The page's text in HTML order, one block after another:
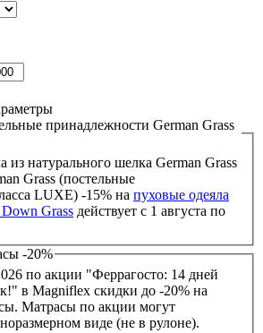
принадлежности German Grass
Grass (постельные
LUXE) -15% на пуховые одеяла
Grass действует с 1 августа по
-20%
по акции "Феррагосто: 14 дней
в Magniflex скидки до -20% на
Матрасы по акции могут
виде (не в рулоне).